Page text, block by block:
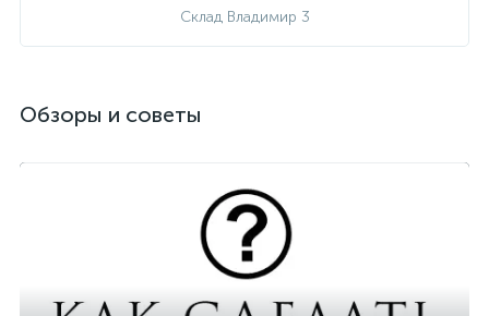
Склад Владимир 3
Обзоры и советы